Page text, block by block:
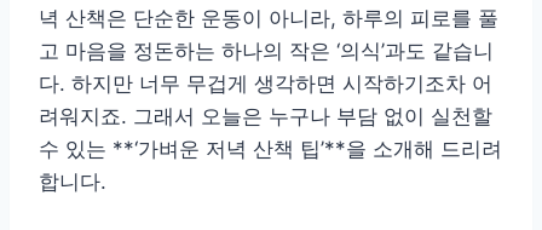
녁 산책은 단순한 운동이 아니라, 하루의 피로를 풀
고 마음을 정돈하는 하나의 작은 ‘의식’과도 같습니
다. 하지만 너무 무겁게 생각하면 시작하기조차 어
려워지죠. 그래서 오늘은 누구나 부담 없이 실천할
수 있는 **‘가벼운 저녁 산책 팁’**을 소개해 드리려
합니다.